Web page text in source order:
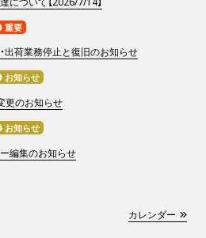
重要
出荷業務停止と復旧のお知らせ
お知らせ
更のお知らせ
お知らせ
ー編集のお知らせ
カレンダー